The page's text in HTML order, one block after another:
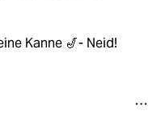
Kanne 🎷- Neid!